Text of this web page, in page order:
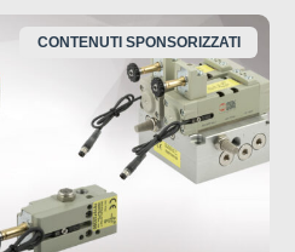
CONTENUTI SPONSORIZZATI